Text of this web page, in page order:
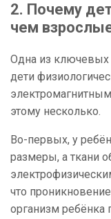
2. Почему
чем
Одна из ключевых
дети
этому несколько.
Во-первых, у
размеры, а ткани
что
организм ребёнка